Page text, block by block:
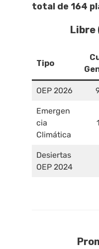
total de 164
Libre
Tipo
OEP 2026
Emergen
cia
Climática
Desiertas
OEP 2024